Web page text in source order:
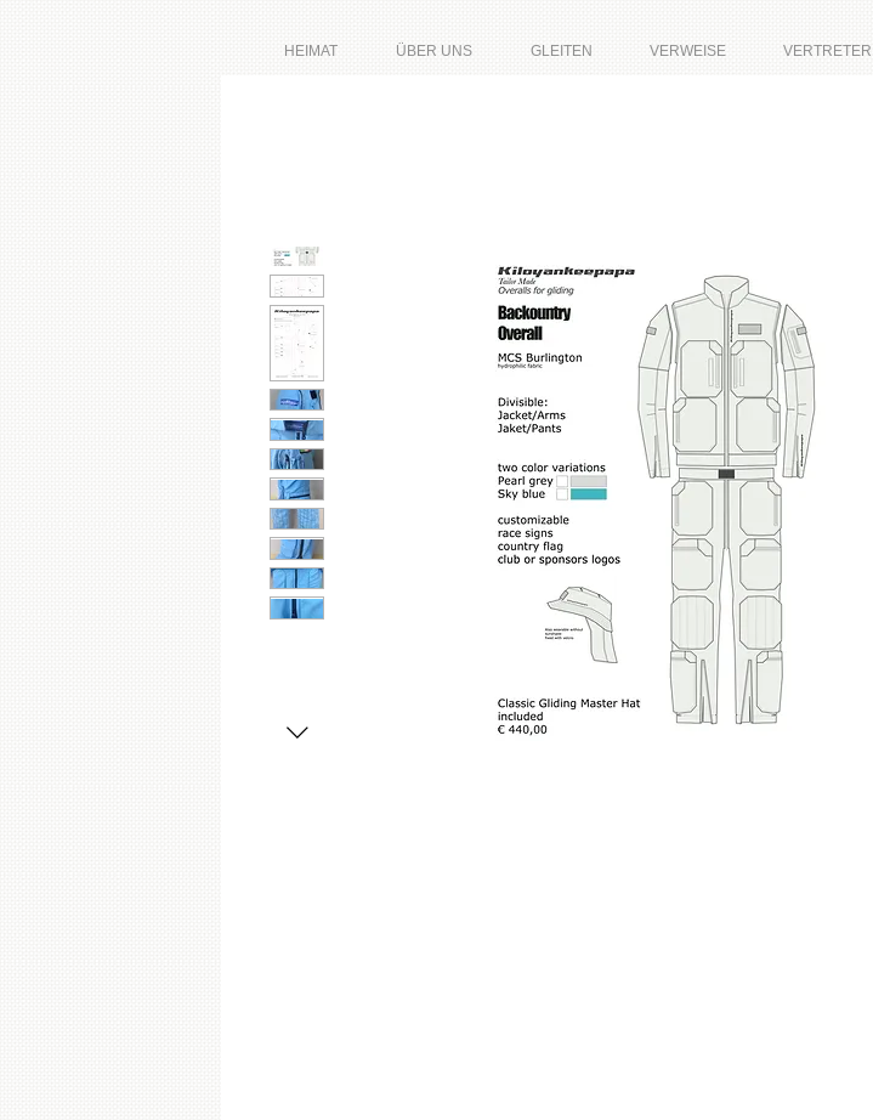
HEIMAT ÜBER UNS GLEITEN VERWEISE VERTRETER